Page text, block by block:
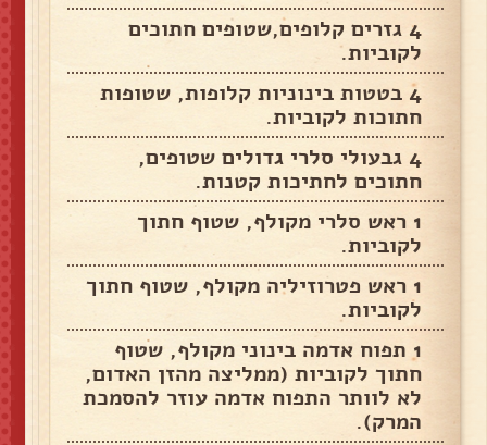
4 גזרים קלופים,שטופים חתוכים
לקוביות.
4 בטטות בינוניות קלופות, שטופות
חתוכות לקוביות.
4 גבעולי סלרי גדולים שטופים,
חתוכים לחתיכות קטנות.
1 ראש סלרי מקולף, שטוף חתוך
לקוביות.
1 ראש פטרוזיליה מקולף, שטוף חתוך
לקוביות.
1 תפוח אדמה בינוני מקולף, שטוף
חתוך לקוביות (ממליצה מהזן האדום,
לא לוותר התפוח אדמה עוזר להסמכת
המרק).